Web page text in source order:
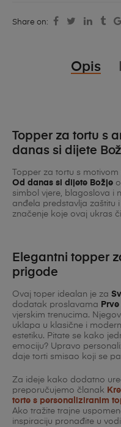
Share on:
Opis
Topper za tortu s
danas si dijete
Topper za tortu s
Od danas si dijete Božje
simbol vjere, blagoslova i
anđela predstavlja zaštitu
značenje koje ovaj ukras
Elegantni topper
prigode
Ovaj toper idealan je za
dodatak proslavama
vjerskim trenucima.
uklapa u klasične i
estetiku. Pitate se kako
emociju? Upravo
daje torti smisao koji se
Za ideje kako dodatno
preporučujemo članak
torte s personaliziranim
Ako tražite trajne
inspiraciju pronađite u